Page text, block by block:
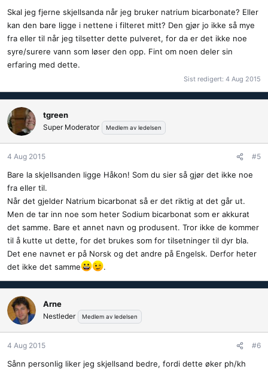
Skal jeg fjerne skjellsanda når jeg bruker natrium bicarbonate? Eller
kan den bare ligge i nettene i filteret mitt? Den gjør jo ikke så mye
fra eller til når jeg tilsetter dette pulveret, for da er det ikke noe
syre/surere vann som løser den opp. Fint om noen deler sin
erfaring med dette.
Sist redigert: 4 Aug 2015
tgreen
Super Moderator Medlem av ledelsen
4 Aug 2015 #5
Bare la skjellsanden ligge Håkon! Som du sier så gjør det ikke noe
fra eller til.
Når det gjelder Natrium bicarbonat så er det riktig at det går ut.
Men de tar inn noe som heter Sodium bicarbonat som er akkurat
det samme. Bare et annet navn og produsent. Tror ikke de kommer
til å kutte ut dette, for det brukes som for tilsetninger til dyr bla.
Det ene navnet er på Norsk og det andre på Engelsk. Derfor heter
det ikke det samme
.
Arne
Nestleder Medlem av ledelsen
4 Aug 2015 #6
Sånn personlig liker jeg skjellsand bedre, fordi dette øker ph/kh